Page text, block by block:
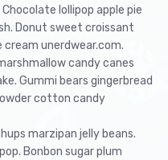
lollipop apple pie
Donut sweet croissant
unerdwear.com.
candy canes
Gummi bears gingerbread
cotton candy
marzipan jelly beans.
Bonbon sugar plum